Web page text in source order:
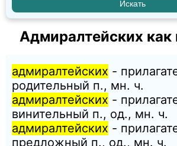
Адмиралтейских как
адмиралтейских -
родительный п., мн. ч.
адмиралтейских -
винительный п., од., мн. ч.
адмиралтейских -
предложный п., од., мн. ч.